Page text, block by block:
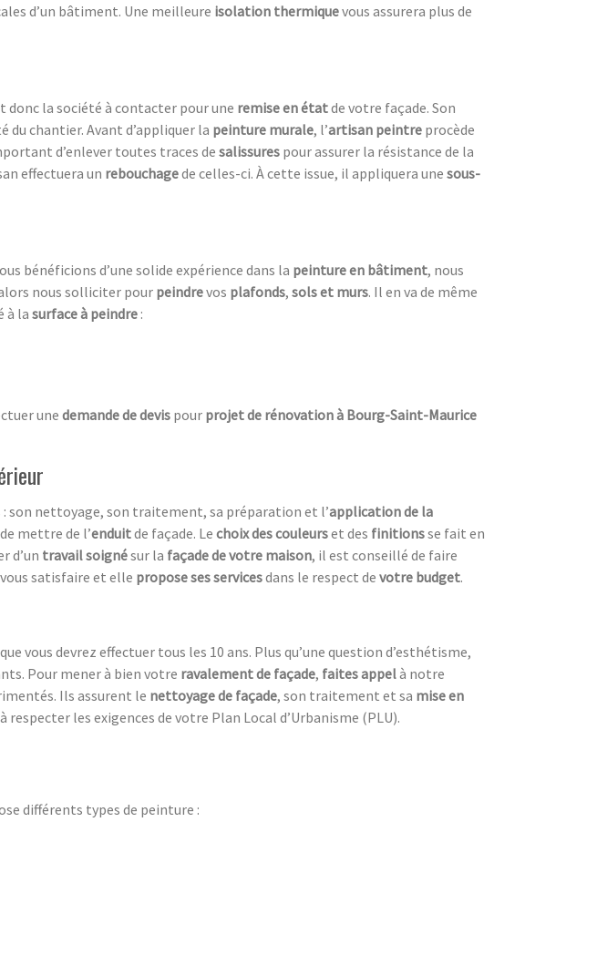
d’un bâtiment. Une meilleure isolation thermiquevous assurera plus de
donc la société à contacter pour une remise en étatde votre façade. Son
du chantier. Avant d’appliquer la peinture murale, l’artisan peintre procède
d’enlever toutes traces de salissures pour assurer la résistance de la
effectuera un rebouchagede celles-ci. À cette issue, il appliquera une sous-
bénéficions d’une solide expérience dans la peinture en bâtiment, nous
nous solliciter pourpeindrevos plafonds, sols et murs. Il en va de même
à lasurface à peindre :
une demande de devis pour projet de rénovation à Bourg-Saint-Maurice
: son nettoyage, son traitement, sa préparation et l’application de la
mettre de l’enduitde façade. Le choix des couleurset des finitionsse fait en
d’un travail soignésur la façade de votre maison, il est conseillé de faire
satisfaire et elle propose ses servicesdans le respect de votre budget.
vous devrez effectuer tous les 10 ans. Plus qu’une question d’esthétisme,
Pour mener à bien votre ravalement de façade, faites appelà notre
Ils assurent le nettoyage de façade, son traitement et sa mise en
respecter les exigences de votre Plan Local d’Urbanisme (PLU).
différents types de peinture :